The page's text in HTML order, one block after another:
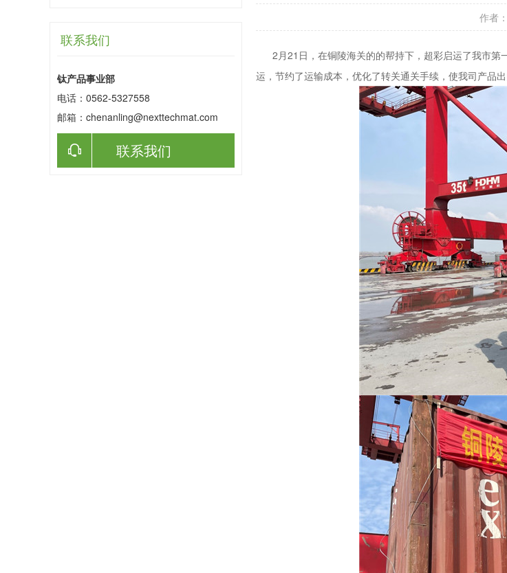
联系我们
钛产品事业部
电话：0562-5327558
邮箱：chenanling@nexttechmat.com
联系我们
作者
2月21日，在铜陵海关的的帮持下，超彩启运了我市第
运，节约了运输成本，优化了转关通关手续，使我司产品